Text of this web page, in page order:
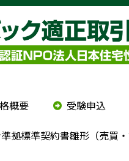
概要 受験申込
拠標準契約書雛形（売買・